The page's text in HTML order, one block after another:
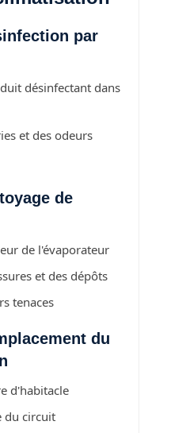
par
désinfectant dans
et des odeurs
de
de l'évaporateur
et des dépôts
tenaces
du
d'habitacle
du circuit